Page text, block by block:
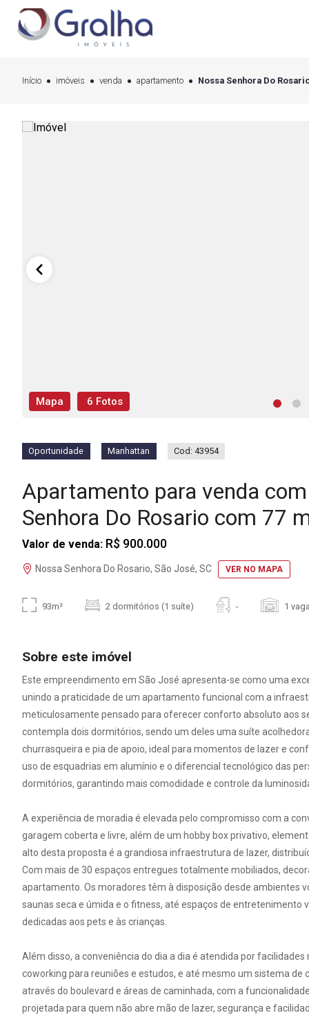
Início imóveis venda apartamento Nossa Senhora Do
Mapa 6 Fotos
Oportunidade Manhattan Cod: 43954
Apartamento para venda
Senhora Do Rosario com 77
Valor de venda: R$ 900.000
Nossa Senhora Do Rosario, São José, SC VER NO MAPA
93m² 2 dormitórios (1 suíte) - 1
Sobre este imóvel
Este empreendimento em São José apresenta-se como uma
unindo a praticidade de um apartamento funcional com a
meticulosamente pensado para oferecer conforto absoluto aos
contempla dois dormitórios, sendo um deles uma suíte
churrasqueira e pia de apoio, ideal para momentos de lazer e
uso de esquadrias em alumínio e o diferencial tecnológico das
dormitórios, garantindo mais comodidade e controle da
A experiência de moradia é elevada pelo compromisso com a
garagem coberta e livre, além de um hobby box privativo,
alto desta proposta é a grandiosa infraestrutura de lazer,
Com mais de 30 espaços entregues totalmente mobiliados,
apartamento. Os moradores têm à disposição desde ambientes
saunas seca e úmida e o fitness, até espaços de entretenimento
dedicadas aos pets e às crianças.
Além disso, a conveniência do dia a dia é atendida por
coworking para reuniões e estudos, e até mesmo um sistema
através do boulevard e áreas de caminhada, com a
projetada para quem não abre mão de lazer, segurança e